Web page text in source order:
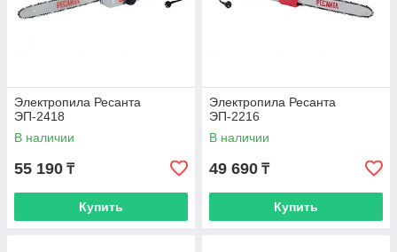
Электропила Ресанта
ЭП-2418
В наличии
55 190 ₸
Купить
Электропила Ресанта
ЭП-2216
В наличии
49 690 ₸
Купить